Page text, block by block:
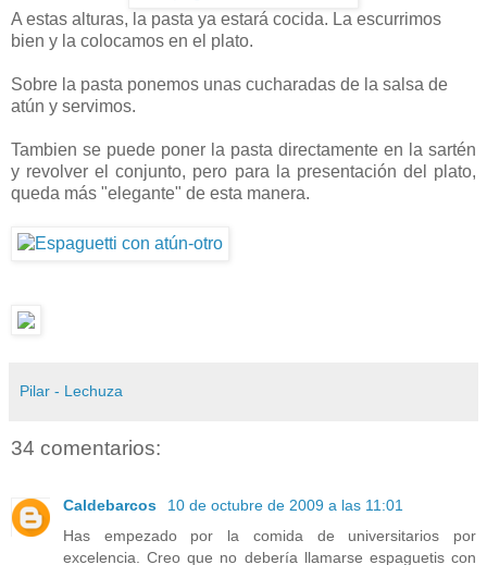
A estas alturas, la pasta ya estará cocida. La escurrimos
bien y la colocamos en el plato.
Sobre la pasta ponemos unas cucharadas de la salsa de
atún y servimos.
Tambien se puede poner la pasta directamente en la sartén
y revolver el conjunto, pero para la presentación del plato,
queda más "elegante" de esta manera.
Pilar - Lechuza
34 comentarios:
Caldebarcos
10 de octubre de 2009 a las 11:01
Has empezado por la comida de universitarios por
excelencia. Creo que no debería llamarse espaguetis con